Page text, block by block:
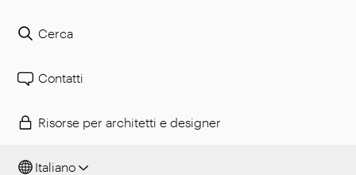
Cerca
Contatti
Risorse per architetti e designer
Italiano